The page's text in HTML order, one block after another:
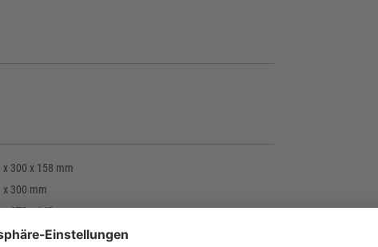
x 300 x 158 mm
x 300 mm
x 270 x 143 mm
mm